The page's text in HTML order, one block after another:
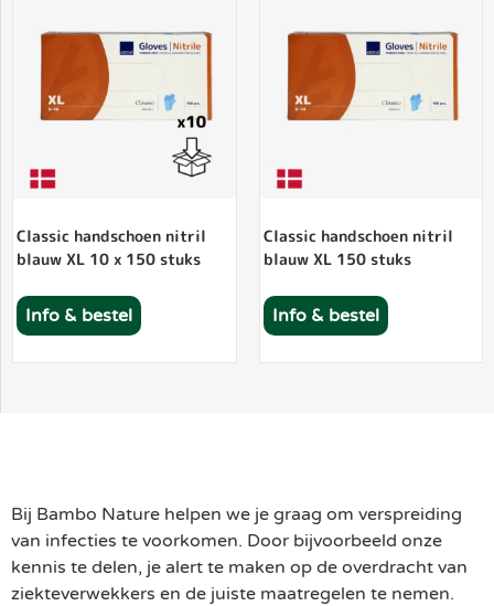
Classic handschoen nitril
blauw XL 10 x 150 stuks
Info & bestel
Classic handschoen nitril
blauw XL 150 stuks
Info & bestel
Bij Bambo Nature helpen we je graag om verspreiding
van infecties te voorkomen. Door bijvoorbeeld onze
kennis te delen, je alert te maken op de overdracht van
ziekteverwekkers en de juiste maatregelen te nemen.